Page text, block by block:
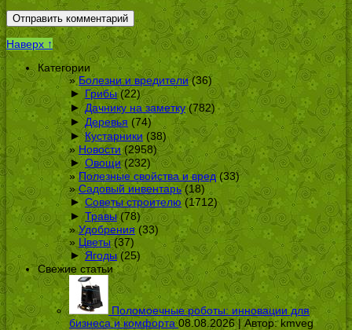
Наверх ↑
Категории
Болезни и вредители(36)
► Грибы(22)
► Дачнику на заметку(782)
► Деревья (74)
► Кустарники (38)
Новости(2958)
► Овощи(232)
Полезные свойства и вред(33)
Садовый инвентарь(18)
► Советы строителю(1712)
► Травы(78)
Удобрения(33)
Цветы(37)
► Ягоды(25)
Свежие статьи
Поломоечные роботы: инновации для
бизнеса и комфорта 08.08.2026 | Автор:kmveg